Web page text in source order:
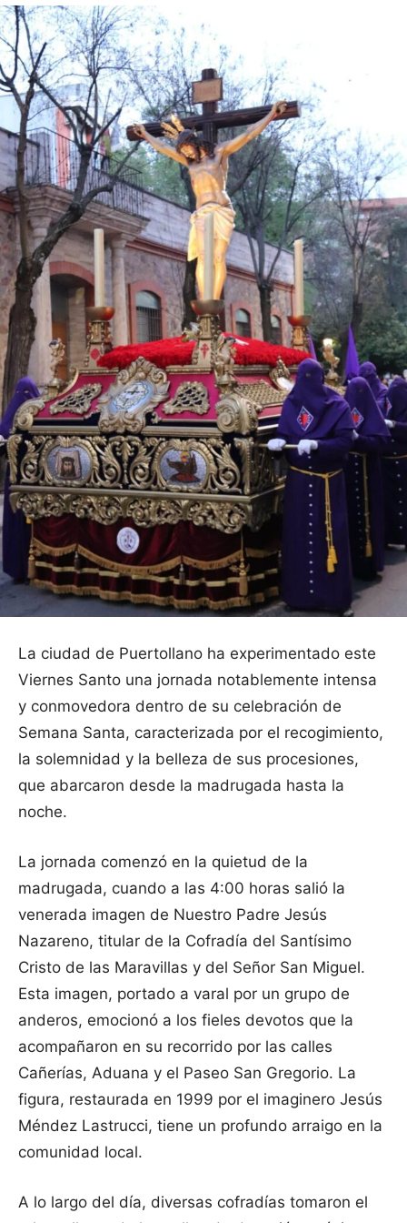
La ciudad de Puertollano ha experimentado este
Viernes Santo una jornada notablemente intensa
y conmovedora dentro de su celebración de
Semana Santa, caracterizada por el recogimiento,
la solemnidad y la belleza de sus procesiones,
que abarcaron desde la madrugada hasta la
noche.
La jornada comenzó en la quietud de la
madrugada, cuando a las 4:00 horas salió la
venerada imagen de Nuestro Padre Jesús
Nazareno, titular de la Cofradía del Santísimo
Cristo de las Maravillas y del Señor San Miguel.
Esta imagen, portado a varal por un grupo de
anderos, emocionó a los fieles devotos que la
acompañaron en su recorrido por las calles
Cañerías, Aduana y el Paseo San Gregorio. La
figura, restaurada en 1999 por el imaginero Jesús
Méndez Lastrucci, tiene un profundo arraigo en la
comunidad local.
A lo largo del día, diversas cofradías tomaron el